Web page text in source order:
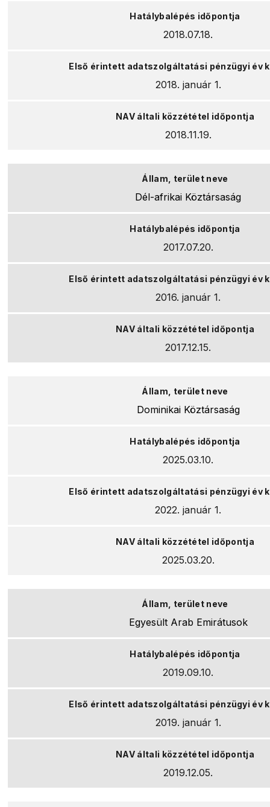
2018.07.18.
2018. január 1.
2018.11.19.
Dél-afrikai Köztársaság
2017.07.20.
2016. január 1.
2017.12.15.
Dominikai Köztársaság
2025.03.10.
2022. január 1.
2025.03.20.
Egyesült Arab Emirátusok
2019.09.10.
2019. január 1.
2019.12.05.